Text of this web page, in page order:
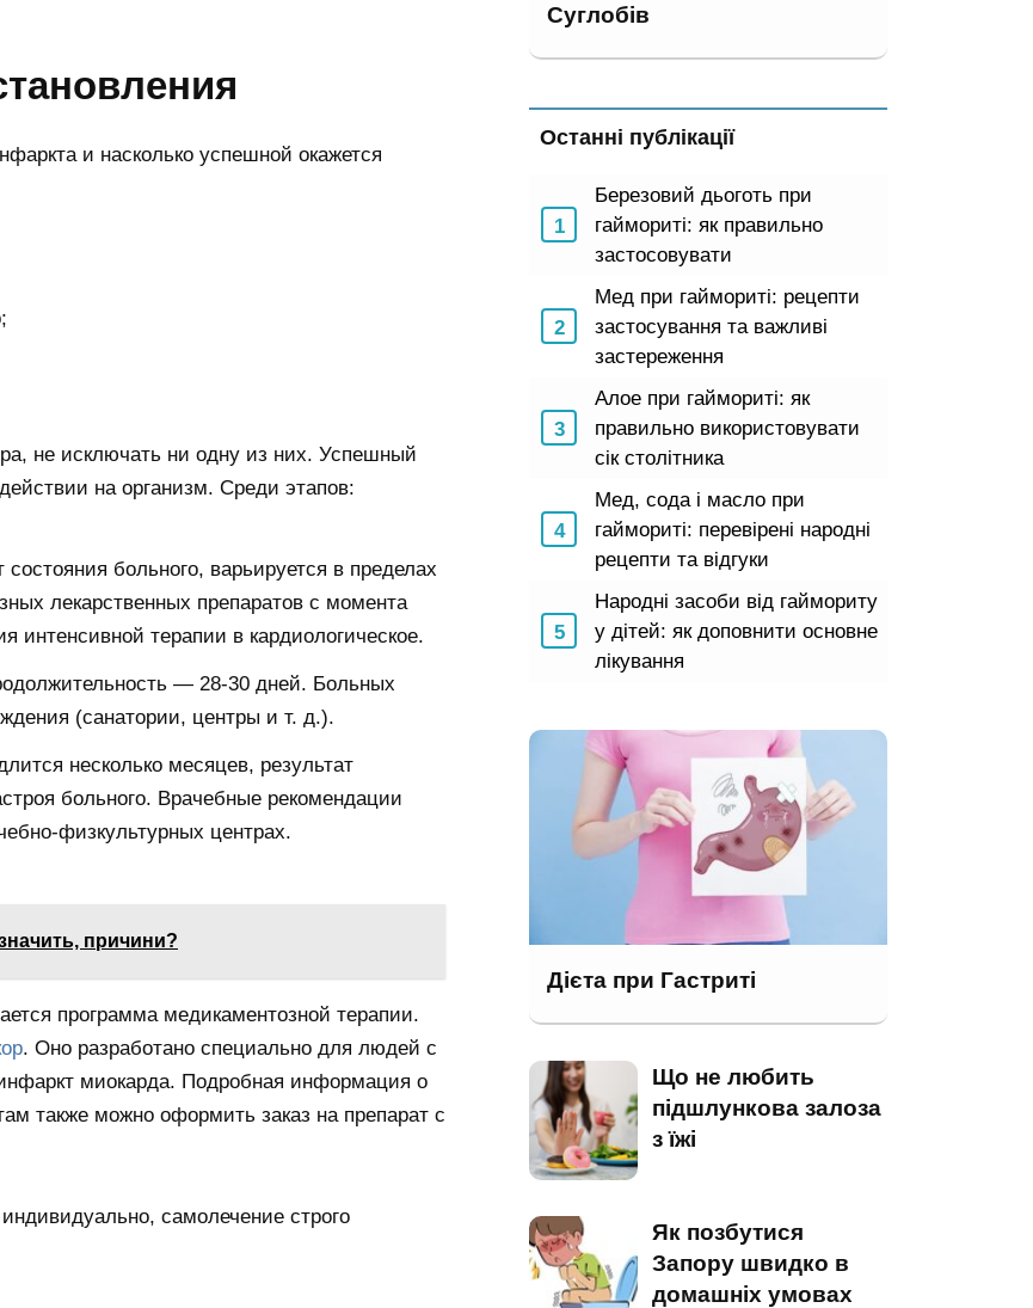
и насколько успешной окажется
не исключать ни одну из них. Успешный
на организм. Среди этапов:
больного, варьируется в пределах
лекарственных препаратов с момента
интенсивной терапии в кардиологическое.
— 28-30 дней. Больных
(санатории, центры и т. д.).
несколько месяцев, результат
больного. Врачебные рекомендации
физкультурных центрах.
причини?
программа медикаментозной терапии.
. Оно разработано специально для людей с
миокарда. Подробная информация о
также можно оформить заказ на препарат с
самолечение строго
Суглобів
Останні публікації
Березовий дьоготь при
гаймориті: як правильно
застосовувати
Мед при гаймориті: рецепти
застосування та важливі
застереження
Алое при гаймориті: як
правильно використовувати
сік столітника
Мед, сода і масло при
гаймориті: перевірені народні
рецепти та відгуки
Народні засоби від гаймориту
у дітей: як доповнити основне
лікування
Дієта при Гастриті
Що не любить
підшлункова залоза
з їжі
Як позбутися
Запору швидко в
домашніх умовах